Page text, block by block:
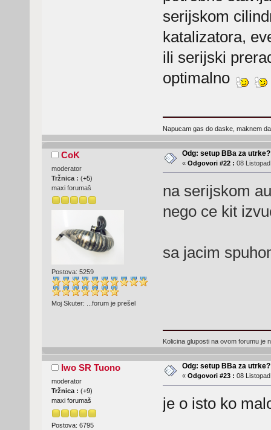
serijskom
katalizatora,
ili serijski
optimalno
Napucam gas do daske, maknem
CoK
moderator
Tržnica : (+5)
maxi forumaš
Postova: 5259
Moj Skuter: ...forum je prešel
Odg: setup BBa za utrke?
« Odgovori #22 : 08
na serijskom
nego ce kit
sa jacim
Kolicina gluposti na ovom forumu je
Iwo SR Tuono
moderator
Tržnica : (+9)
maxi forumaš
Postova: 6795
Odg: setup BBa za utrke?
« Odgovori #23 : 08
je o isto ko